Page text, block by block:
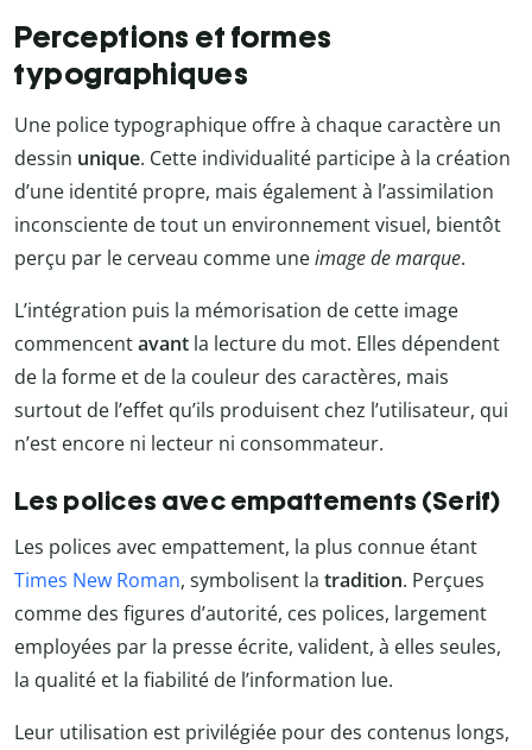
Perceptions et formes
typographiques
Une police typographique offre à chaque caractère un
dessin unique. Cette individualité participe à la création
d’une identité propre, mais également à l’assimilation
inconsciente de tout un environnement visuel, bientôt
perçu par le cerveau comme uneimage de marque.
L’intégration puis la mémorisation de cette image
commencentavant la lecture du mot. Elles dépendent
de la forme et de la couleur des caractères, mais
surtout de l’effet qu’ils produisent chez l’utilisateur, qui
n’est encore ni lecteur ni consommateur.
Les polices avec empattements (Serif)
Les polices avec empattement, la plus connue étant
Times New Roman, symbolisent la tradition. Perçues
comme des figures d’autorité, ces polices, largement
employées par la presse écrite, valident, à elles seules,
la qualité et la fiabilité de l’information lue.
Leur utilisation est privilégiée pour des contenus longs,